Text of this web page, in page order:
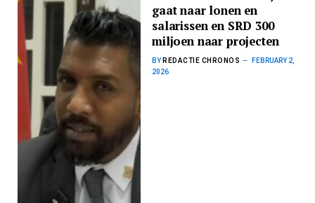
gaat naar lonen en
salarissen en SRD 300
miljoen naar projecten
BY REDACTIE CHRONOS
FEBRUARY 2,
2026